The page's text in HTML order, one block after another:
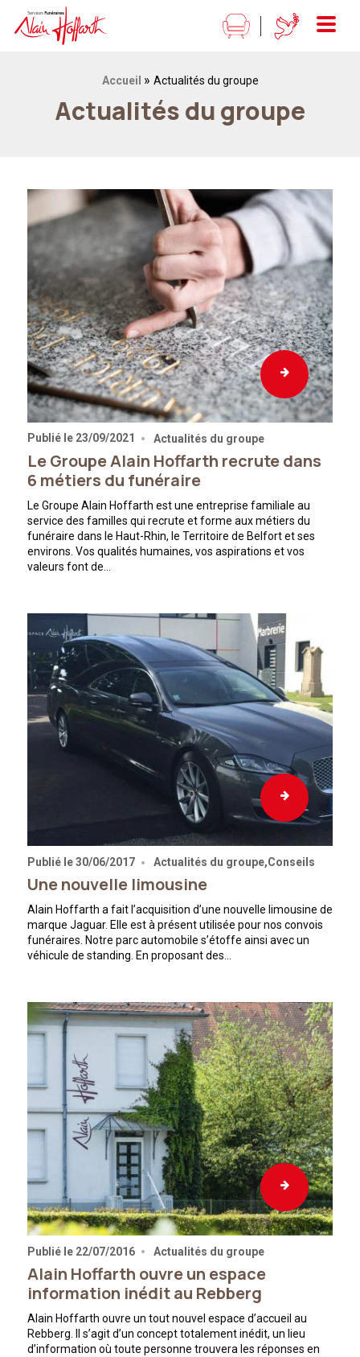
Alain Hoffarth Services funéraires
Menu
Accueil » Actualités du groupe
Actualités du groupe
Publié le 23/09/2021 Actualités du groupe
Le Groupe Alain Hoffarth recrute dans
6 métiers du funéraire
Le Groupe Alain Hoffarth est une entreprise familiale au
service des familles qui recrute et forme aux métiers du
funéraire dans le Haut-Rhin, le Territoire de Belfort et ses
environs. Vos qualités humaines, vos aspirations et vos
valeurs font de…
Publié le30/06/2017 Actualités du groupe Conseils
Une nouvelle limousine
Alain Hoffarth a fait l’acquisition d’une nouvelle limousine de
marque Jaguar. Elle est à présent utilisée pour nos convois
funéraires. Notre parc automobile s’étoffe ainsi avec un
véhicule de standing. En proposant des…
Publié le 22/07/2016 Actualités du groupe
Alain Hoffarth ouvre un espace
information inédit au Rebberg
Alain Hoffarth ouvre un tout nouvel espace d’accueil au
Rebberg. Il s’agit d’un concept totalement inédit, un lieu
d’information où toute personne trouvera les réponses en